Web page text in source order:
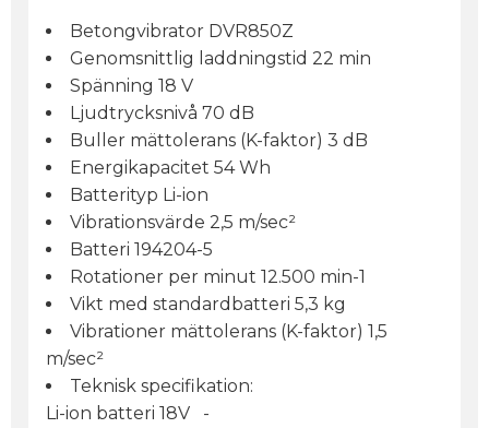
Betongvibrator DVR850Z
Genomsnittlig laddningstid 22 min
Spänning 18 V
Ljudtrycksnivå 70 dB
Buller mättolerans (K-faktor) 3 dB
Energikapacitet 54 Wh
Batterityp Li-ion
Vibrationsvärde 2,5 m/sec²
Batteri 194204-5
Rotationer per minut 12.500 min-1
Vikt med standardbatteri 5,3 kg
Vibrationer mättolerans (K-faktor) 1,5
m/sec²
Teknisk specifikation:
Li-ion batteri 18V -